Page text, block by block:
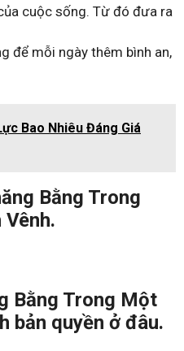
cuộc sống. Từ đó đưa ra
để mỗi ngày thêm bình an,
Bao Nhiêu Đáng Giá
Bằng Trong
Bằng Trong Một
bản quyền ở đâu.